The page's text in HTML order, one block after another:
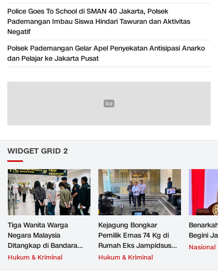
Police Goes To School di SMAN 40 Jakarta, Polsek
Pademangan Imbau Siswa Hindari Tawuran dan Aktivitas
Negatif
Polsek Pademangan Gelar Apel Penyekatan Antisipasi Anarko
dan Pelajar ke Jakarta Pusat
WIDGET GRID 2
Tiga Wanita Warga
Negara Malaysia
Ditangkap di Bandara
Soetta, Bawa Beragam
Hukum & Kriminal
Kejagung Bongkar
Pemilik Emas 74 Kg di
Rumah Eks Jampidsus
Febrie Adriansyah
Hukum & Kriminal
Begini
Nasional